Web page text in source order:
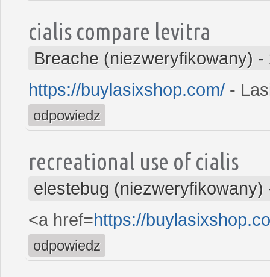
cialis compare levitra
Breache (niezweryfikowany) -
https://buylasixshop.com/ -
odpowiedz
recreational use of cialis
elestebug (niezweryfikowany)
<a href=https://
odpowiedz